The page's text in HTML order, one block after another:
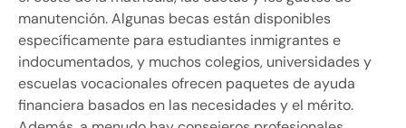
manutención. Algunas becas están disponibles
específicamente para estudiantes inmigrantes e
indocumentados, y muchos colegios, universidades y
escuelas vocacionales ofrecen paquetes de ayuda
financiera basados ​​en las necesidades y el mérito.